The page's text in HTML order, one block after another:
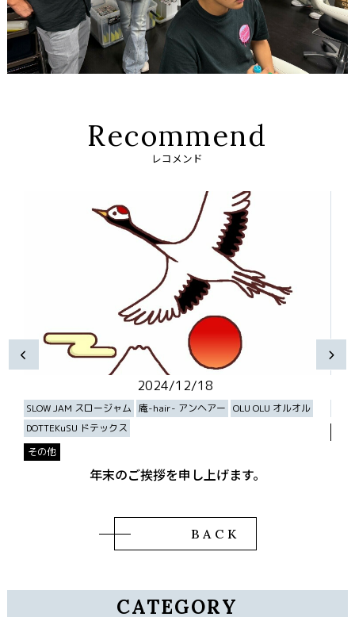
Recommend
レコメンド
2024/12/18
SLOW JAM スロージャム 庵-hair- アンヘアー
OLU OLU オルオル
DOTTEKuSU ドテックス
その他
年末のご挨拶を申し上げます。
BACK
CATEGORY